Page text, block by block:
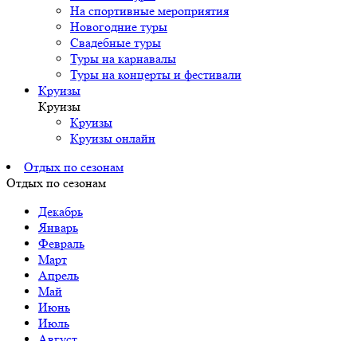
На спортивные мероприятия
Новогодние туры
Свадебные туры
Туры на карнавалы
Туры на концерты и фестивали
Круизы
Круизы
Круизы
Круизы онлайн
Отдых по сезонам
Отдых по сезонам
Декабрь
Январь
Февраль
Март
Апрель
Май
Июнь
Июль